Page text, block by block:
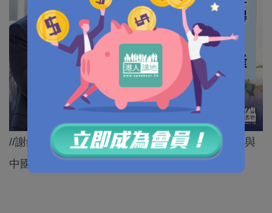
//謝鋒強調，中方歡迎美國工商界把握歷史機遇，與
中國攜手開創互利共贏的美好未來。//